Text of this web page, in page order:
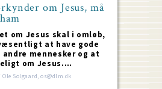
om Jesus, må
om Jesus skal i omløb,
at have gode
mennesker og at
om Jesus.…
Ole Solgaard, os@dlm.dk